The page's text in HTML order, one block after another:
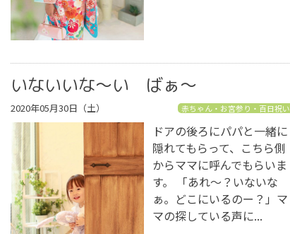
いないいな〜い ばぁ〜
2020年05月30日（土） 赤ちゃん・お宮参り・百日祝い
ドアの後ろにパパと一緒に
隠れてもらって、こちら側
からママに呼んでもらいま
す。 「あれ〜？いないな
ぁ。どこにいるのー？」マ
マの探している声に...